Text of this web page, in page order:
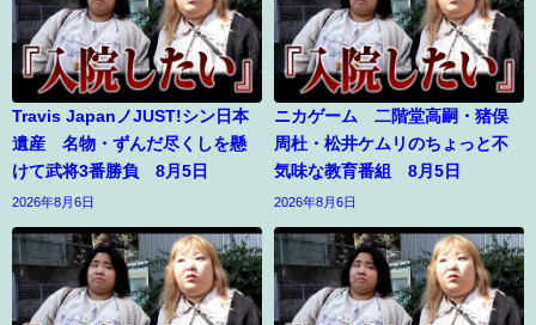
Travis JapanノJUST!シン日本
遺産 名物・ずんだ尽くしを懸
けて武将3番勝負 8月5日
2026年8月6日
ニカゲーム 二階堂高嗣・猪俣
周杜・松井ケムリのちょっと不
気味な教育番組 8月5日
2026年8月6日